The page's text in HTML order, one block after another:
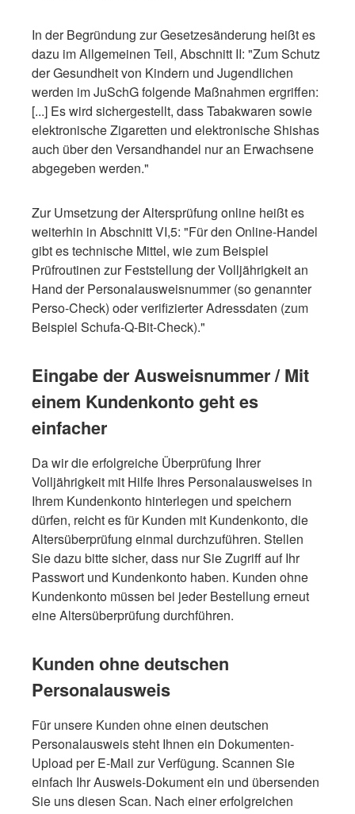
In der Begründung zur Gesetzesänderung heißt es
dazu im Allgemeinen Teil, Abschnitt II: "Zum Schutz
der Gesundheit von Kindern und Jugendlichen
werden im JuSchG folgende Maßnahmen ergriffen:
[...] Es wird sichergestellt, dass Tabakwaren sowie
elektronische Zigaretten und elektronische Shishas
auch über den Versandhandel nur an Erwachsene
abgegeben werden."
Zur Umsetzung der Altersprüfung online heißt es
weiterhin in Abschnitt VI,5: "Für den Online-Handel
gibt es technische Mittel, wie zum Beispiel
Prüfroutinen zur Feststellung der Volljährigkeit an
Hand der Personalausweisnummer (so genannter
Perso-Check) oder verifizierter Adressdaten (zum
Beispiel Schufa-Q-Bit-Check)."
Eingabe der Ausweisnummer / Mit
einem Kundenkonto geht es
einfacher
Da wir die erfolgreiche Überprüfung Ihrer
Volljährigkeit mit Hilfe Ihres Personalausweises in
Ihrem Kundenkonto hinterlegen und speichern
dürfen, reicht es für Kunden mit Kundenkonto, die
Altersüberprüfung einmal durchzuführen. Stellen
Sie dazu bitte sicher, dass nur Sie Zugriff auf Ihr
Passwort und Kundenkonto haben. Kunden ohne
Kundenkonto müssen bei jeder Bestellung erneut
eine Altersüberprüfung durchführen.
Kunden ohne deutschen
Personalausweis
Für unsere Kunden ohne einen deutschen
Personalausweis steht Ihnen ein Dokumenten-
Upload per E-Mail zur Verfügung. Scannen Sie
einfach Ihr Ausweis-Dokument ein und übersenden
Sie uns diesen Scan. Nach einer erfolgreichen